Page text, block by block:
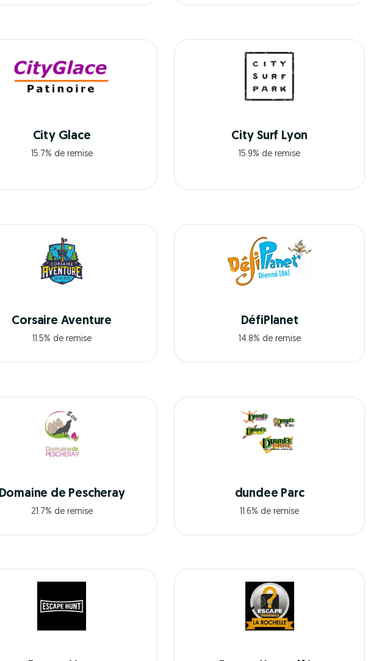
City Glace
15.7% de remise
City Surf Lyon
15.9% de remise
Corsaire Aventure
11.5% de remise
DéfiPlanet
14.8% de remise
Domaine de Pescheray
21.7% de remise
dundee Parc
11.6% de remise